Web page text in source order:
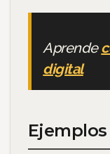
Aprende
digital